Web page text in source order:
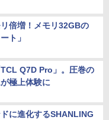
倍増！メモリ32GBの
ト」
Q7D Pro」。圧巻の
極上体験に
に進化するSHANLING